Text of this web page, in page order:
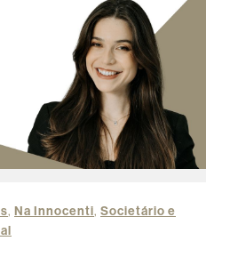
, Na Innocenti, Societário e